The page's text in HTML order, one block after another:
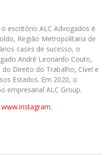
escritório ALC Advogados é
Região Metropolitana de
cases de sucesso, o
André Leonardo Couto,
Direito do Trabalho, Cível e
Estados. Em 2020, o
empresarial ALC Group.
www.instagram.